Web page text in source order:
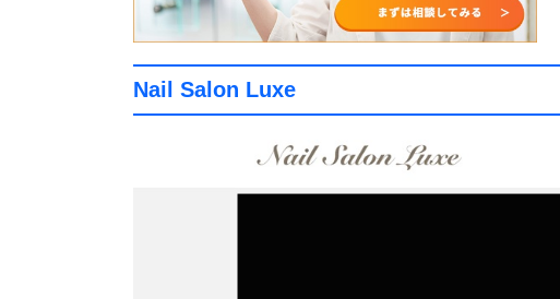
Nail Salon Luxe